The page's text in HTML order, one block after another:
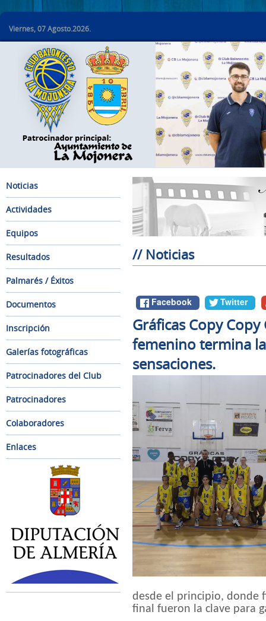
Viernes, 07 Agosto.2026.
Noticias
Actividades
Equipos
Resultados
Palmarés / Éxitos
Documentos
Inscripción
Galerías fotográficas
Patrocinadores del Club
Patrocinadores
Colaboradores
Enlaces
// Noticias
Facebook Twitter
Gráficas Copy
femenino termina
sensaciones.
desde el principio, donde
final fueron la clave para